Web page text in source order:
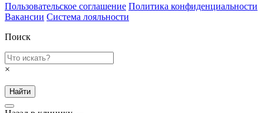
Пользовательское соглашение Политика конфиденциальности
Вакансии Система лояльности
Поиск
×
Найти